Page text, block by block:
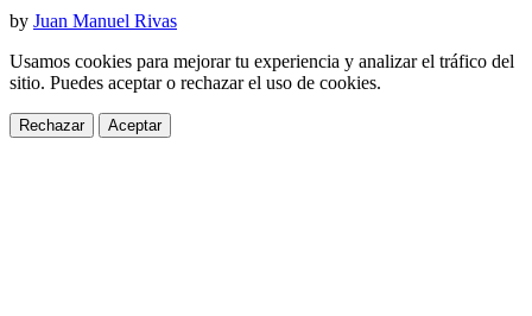
by Juan Manuel Rivas
Usamos cookies para mejorar tu experiencia y analizar el tráfico del
sitio. Puedes aceptar o rechazar el uso de cookies.
Rechazar Aceptar